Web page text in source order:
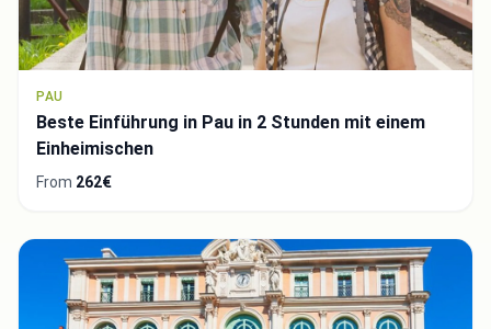
PAU
Beste Einführung in Pau in 2 Stunden mit einem
Einheimischen
From 262€